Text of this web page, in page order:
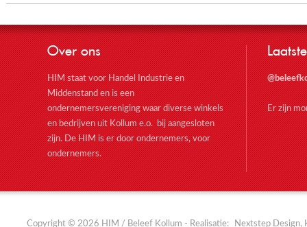
Over ons
HIM staat voor Handel Industrie en
Middenstand en is een
ondernemersvereniging waar diverse winkels
en bedrijven uit Kollum e.o. bij aangesloten
zijn. De HIM is er door ondernemers, voor
ondernemers.
Er zijn
Copyright © 2026 HIM / Beleef Kollum - Realisatie: Nextstep Design,